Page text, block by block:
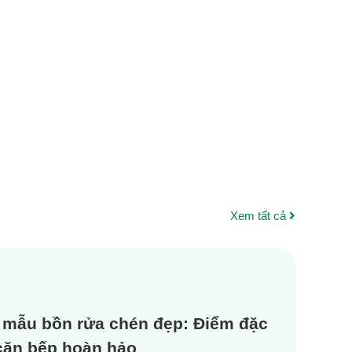
Xem tất cả
bồn rửa chén đẹp: Điểm đặc
bếp hoàn hảo